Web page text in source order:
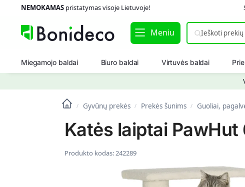
NEMOKAMASpristatymas visoje Lietuvoje!
Meniu
Miegamojo baldai Biuro baldai Virtuvės baldai
/ Gyvūnų prekės / Prekės šunims / Guoliai,
Katės laiptai
Produkto kodas:242289